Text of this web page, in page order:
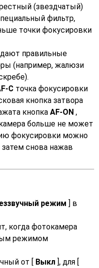
(звездчатый)
фильтр,
точки фокусировки
правильные
(например, жалюзи
C точка фокусировки
кнопка затвора
кнопка AF-ON ,
больше не может
фокусировки можно
затем снова нажав
режим ] в
когда фотокамера
режимом
от [ Выкл ], для [